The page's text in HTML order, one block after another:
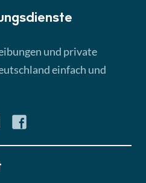
3
Min
Quiz
und private
einfach und